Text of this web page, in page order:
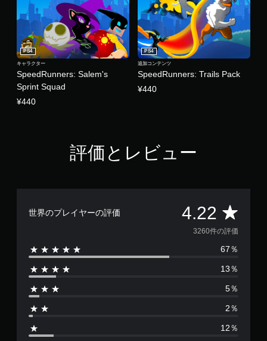
SpeedRunners: Salem's
Sprint Squad
PS4
キャラクター
¥440
SpeedRunners: Trails Pack
PS4
追加コンテンツ
¥440
評価とレビュー
世界のプレイヤーの評価 4.22 評
価
数
は
2
3260件の評価
67％
13％
5％
2％
12％